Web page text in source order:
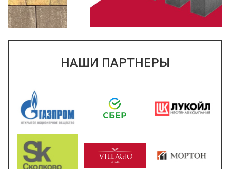
НАШИ ПАРТНЕРЫ